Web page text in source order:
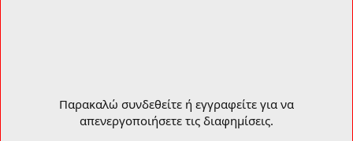
Παρακαλώ συνδεθείτε ή εγγραφείτε για να
απενεργοποιήσετε τις διαφημίσεις.